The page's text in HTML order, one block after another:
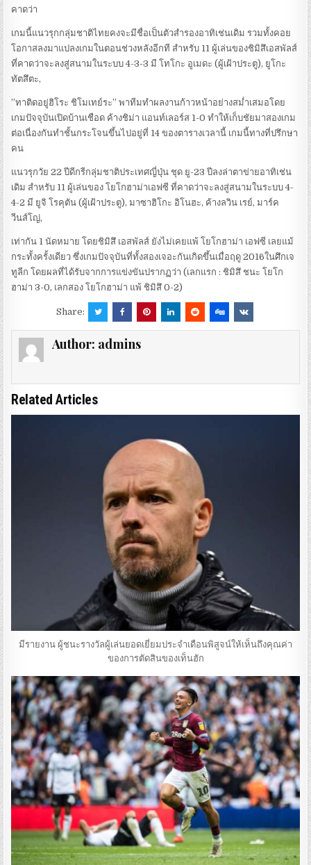
คาดว่า
เกมนี้แนวรุกกลุ่มชาติไทยคงจะมีชื่อเป็นตัวสำรองอาทิเช่นเดิม รวมทั้งคอย
โอกาสลงมาแปลงเกมในตอนช่วงหลังอีกที สำหรับ 11 ผู้เล่นของชิมิสึเอสพัลส์
ที่คาดว่าจะลงสู่สนามในระบบ 4-3-3 มี โทโกะ อูเมดะ (ผู้เฝ้าประตู), ยูโกะ
ทัตสึตะ,
”ทาติดอยู่ฮิโระ ชิโมเทย์ระ” พาทีมทำผลงานก้าวหน้าอย่างสม่ำเสมอโดย
เกมปัจจุบันเปิดบ้านเชือด ค้างชิม่า แอนท์เลอร์ส 1-0 ทำให้เก็บชัยมาสองเกม
ต่อเนื่องกันทำชั้นกระโจนขึ้นไปอยู่ที่ 14 ของตารางเวลานี้ เกมนี้ทางที่ปรึกษา
คน
แนวรุกวัย 22 ปีดีกรีกลุ่มชาติประเทศญี่ปุ่น ชุด ยู-23 ปีลงล่าตาข่ายอาทิเช่น
เดิม สำหรับ 11 ผู้เล่นของ โยโกฮาม่าเอฟซี ที่คาดว่าจะลงสู่สนามในระบบ 4-
4-2 มี ยูจิ โรคุตัน (ผู้เฝ้าประตู), มาซาฮิโกะ อิโนฮะ, ค้างลวิน เรย์, มาร์ค
วีนส์โญ่,
เท่ากัน 1 นัดหมาย โดยชิมิสึ เอสพัลส์ ยังไม่เคยแพ้ โยโกฮาม่า เอฟซี เลยแม้
กระทั้งครั้งเดียว ซึ่งเกมปัจจุบันที่ทั้งสองเจอะกันเกิดขึ้นเมื่อฤดู 2016ในศึกเจ
ทูลีก โดยผลที่ได้รับจากการแข่งขันปรากฏว่า (เลกแรก : ชิมิสึ ชนะ โยโก
ฮาม่า 3-0, เลกสอง โยโกฮาม่า แพ้ ชิมิสึ 0-2)
Share:
Author: admins
Related Articles
มีรายงาน ผู้ชนะรางวัลผู้เล่นยอดเยี่ยมประจําเดือนพิสูจน์ให้เห็นถึงคุณค่า
ของการตัดสินของเท็นฮัก